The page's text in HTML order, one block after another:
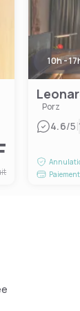
10h -
Porz
4.6/5|